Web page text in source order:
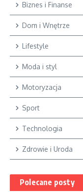
Biznes i Finanse
Dom i Wnętrze
Lifestyle
Moda i styl
Motoryzacja
Sport
Technologia
Zdrowie i Uroda
Polecane posty